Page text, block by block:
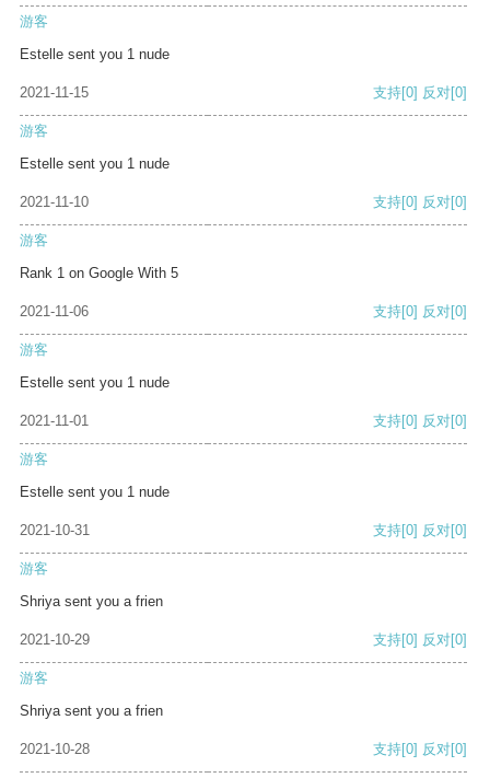
游客
Estelle sent you 1 nude
2021-11-15 支持[0] 反对[0]
游客
Estelle sent you 1 nude
2021-11-10 支持[0] 反对[0]
游客
Rank 1 on Google With 5
2021-11-06 支持[0] 反对[0]
游客
Estelle sent you 1 nude
2021-11-01 支持[0] 反对[0]
游客
Estelle sent you 1 nude
2021-10-31 支持[0] 反对[0]
游客
Shriya sent you a frien
2021-10-29 支持[0] 反对[0]
游客
Shriya sent you a frien
2021-10-28 支持[0] 反对[0]